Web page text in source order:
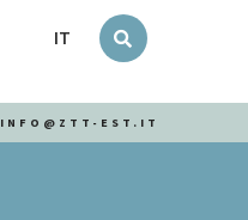
IT
INFO@ZTT-EST.IT